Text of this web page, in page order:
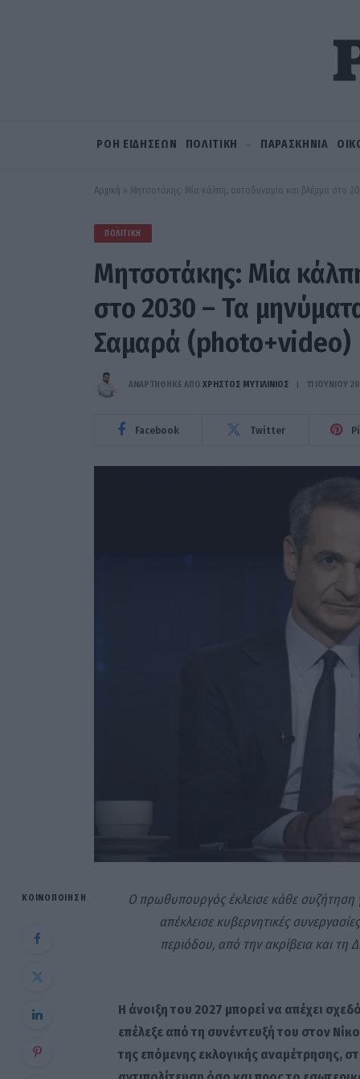
ΡΟΗ ΕΙΔΗΣΕΩΝ ΠΟΛΙΤΙΚΗ ΠΑΡΑΣΚΗΝΙΑ
Αρχική » Μητσοτάκης: Μία κάλπη, αυτοδυναμία και βλέμμα στο
ΠΟΛΙΤΙΚΉ
Μητσοτάκης: Μία
στο 2030 – Τα
Σαμαρά (photo+video)
ΑΝΑΡΤΗΘΗΚΕ ΑΠΟ ΧΡΉΣΤΟΣ ΜΥΤΙΛΙΝΙΌΣ 11 ΙΟΥΝΊΟΥ
Facebook Twitter
ΚΟΙΝΟΠΟΊΗΣΗ
Ο πρωθυπουργός έκλεισε κάθε συζήτηση
απέκλεισε κυβερνητικές
περιόδου, από την ακρίβεια και τη
Η άνοιξη του 2027 μπορεί να απέχει
επέλεξε από τη συνέντευξή του στον
της επόμενης εκλογικής αναμέτρησης,